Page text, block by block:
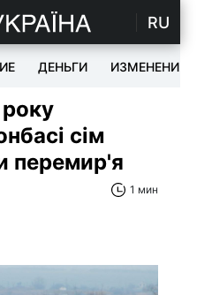
RU
ДЕНЬГИ ИЗМЕНЕНИЯ
сім
перемир'я
1 мин